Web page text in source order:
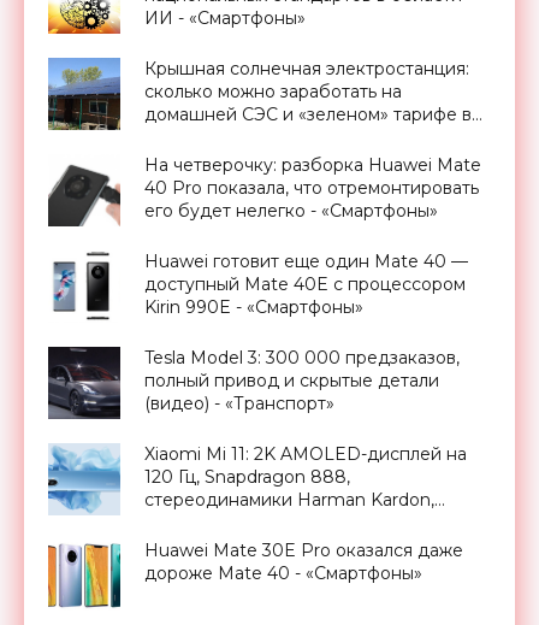
ИИ - «Смартфоны»
Крышная солнечная электростанция:
сколько можно заработать на
домашней СЭС и «зеленом» тарифе в
На четверочку: разборка Huawei Mate
40 Pro показала, что отремонтировать
его будет нелегко - «Смартфоны»
Huawei готовит еще один Mate 40 —
доступный Mate 40E с процессором
Kirin 990E - «Смартфоны»
Tesla Model 3: 300 000 предзаказов,
полный привод и скрытые детали
(видео) - «Транспорт»
Xiaomi Mi 11: 2K AMOLED-дисплей на
120 Гц, Snapdragon 888,
стереодинамики Harman Kardon,
зарядкой на 55 Вт и ценник от $612 -
«Смартфоны»
Huawei Mate 30E Pro оказался даже
дороже Mate 40 - «Смартфоны»